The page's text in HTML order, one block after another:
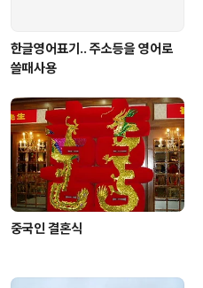
한글영어표기.. 주소등을 영어로
쓸때사용
중국인 결혼식